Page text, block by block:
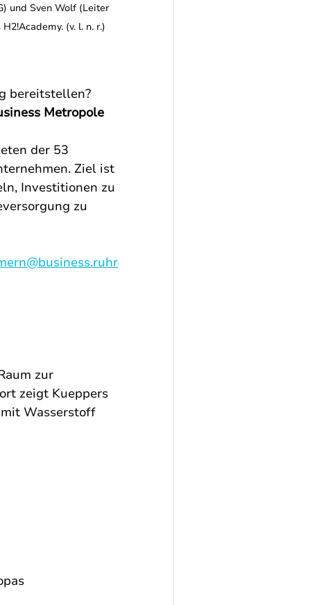
und Sven Wolf (Leiter
(v. l. n. r.)
bereitstellen?
Metropole
der 53
Ziel ist
Investitionen zu
zu
zur
zeigt Kueppers
Wasserstoff